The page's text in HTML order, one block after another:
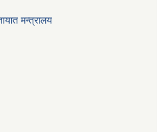
मन्त्रालय